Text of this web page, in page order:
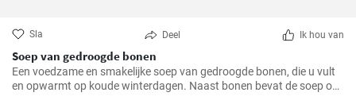
Sla Deel Ik hou van
Soep van gedroogde bonen
Een voedzame en smakelijke soep van gedroogde bonen, die u vult
en opwarmt op koude winterdagen. Naast bonen bevat de soep ook